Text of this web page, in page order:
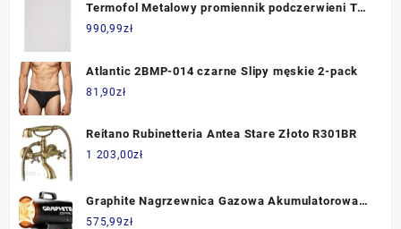
Termofol Metalowy promiennik podczerwieni TF-
SWT1000
990,99zł
Atlantic 2BMP-014 czarne Slipy męskie 2-pack
81,90zł
Reitano Rubinetteria Antea Stare Złoto R301BR
1 203,00zł
Graphite Nagrzewnica Gazowa Akumulatorowa
15Kw 58GE100
575,99zł